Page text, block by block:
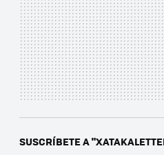
SUSCRÍBETE A